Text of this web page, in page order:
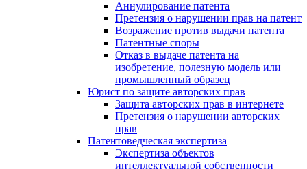
Аннулирование патента
Претензия о нарушении прав на патент
Возражение против выдачи патента
Патентные споры
Отказ в выдаче патента на
изобретение, полезную модель или
промышленный образец
Юрист по защите авторских прав
Защита авторских прав в интернете
Претензия о нарушении авторских
прав
Патентоведческая экспертиза
Экспертиза объектов
интеллектуальной собственности